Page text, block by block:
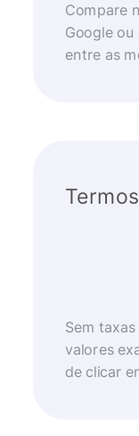
Compare
Google
entre as
Sem
valores
de clicar